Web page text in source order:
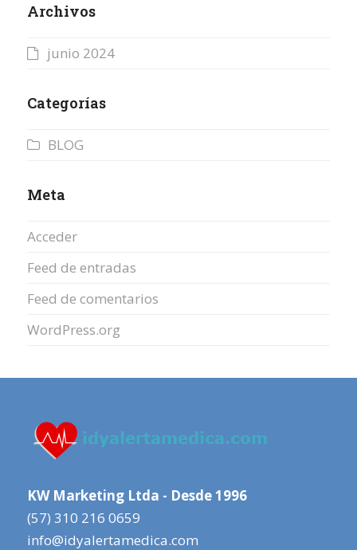
Archivos
junio 2024
Categorías
BLOG
Meta
Acceder
Feed de entradas
Feed de comentarios
WordPress.org
KW Marketing Ltda - Desde 1996
(57) 310 216 0659
info@idyalertamedica.com